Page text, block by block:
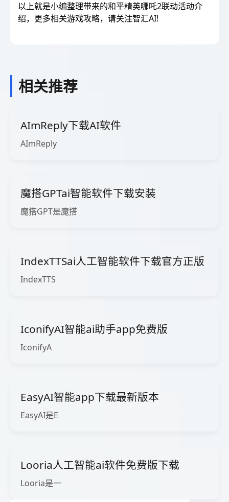
以上就是小编整理带来的和平精英哪吒2联动活动介
绍，更多相关游戏攻略，请关注智汇AI!
相关推荐
AImReply下载AI软件
AImReply
魔搭GPTai智能软件下载安装
魔搭GPT是魔搭
IndexTTSai人工智能软件下载官方正版
IndexTTS
IconifyAI智能ai助手app免费版
IconifyA
EasyAI智能app下载最新版本
EasyAI是E
Looria人工智能ai软件免费版下载
Looria是一